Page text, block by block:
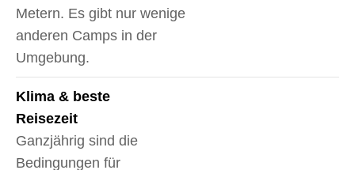
Metern. Es gibt nur wenige
anderen Camps in der
Umgebung.
Klima & beste
Reisezeit
Ganzjährig sind die
Bedingungen für